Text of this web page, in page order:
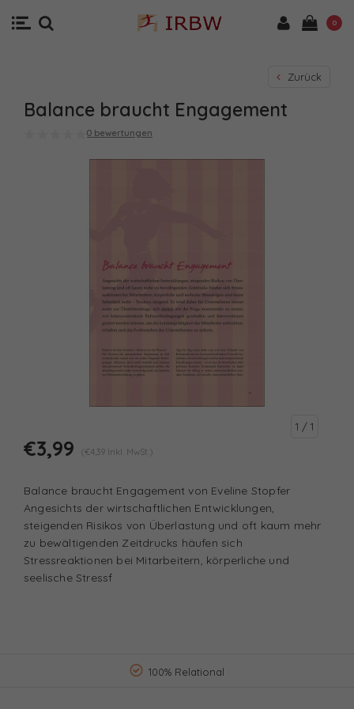
0
Zurück
Balance braucht Engagement
0 bewertungen
1 / 1
€3,99 (€4,39 Inkl. MwSt.)
Balance braucht Engagement von Eveline Stopfer
Angesichts der wirtschaftlichen Entwicklungen,
steigenden Risikos von Überlastung und oft kaum mehr
zu bewältigenden Zeitdrucks häufen sich
Stressreaktionen bei Mitarbeitern, körperliche und
seelische Stressf
100% Relational